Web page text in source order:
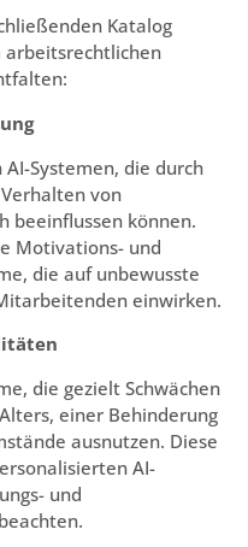
Katalog
arbeitsrechtlichen
Systemen, die durch
von
beeinflussen können.
Motivations- und
die auf unbewusste
einwirken.
die gezielt Schwächen
einer Behinderung
ausnutzen. Diese
AI-
und